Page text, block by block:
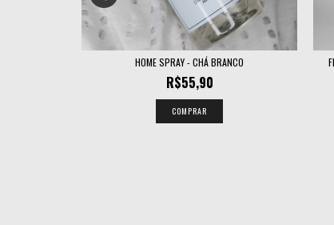
HOME SPRAY - CHÁ BRANCO
R$55,90